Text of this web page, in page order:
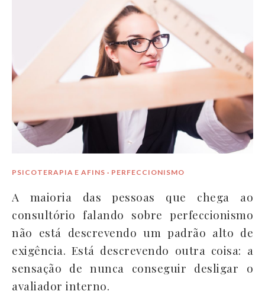
PSICOTERAPIA E AFINS · PERFECCIONISMO
A maioria das pessoas que chega ao
consultório falando sobre perfeccionismo
não está descrevendo um padrão alto de
exigência. Está descrevendo outra coisa: a
sensação de nunca conseguir desligar o
avaliador interno.